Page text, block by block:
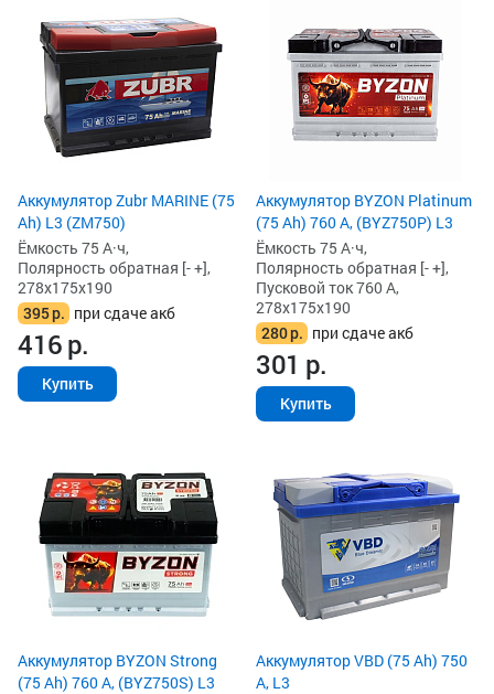
Аккумулятор Zubr MARINE (75
Ah) L3 (ZM750)
Ёмкость 75 А·ч,
Полярность обратная [- +],
278x175x190
395р. при сдаче акб
416р.
Купить
Аккумулятор BYZON Platinum
(75 Ah) 760 А, (BYZ750P) L3
Ёмкость 75 А·ч,
Полярность обратная [- +],
Пусковой ток 760 А,
278x175x190
280р. при сдаче акб
301 р.
Купить
Аккумулятор BYZON Strong
(75 Ah) 760 А, (BYZ750S) L3
Аккумулятор VBD (75 Ah) 750
А, L3